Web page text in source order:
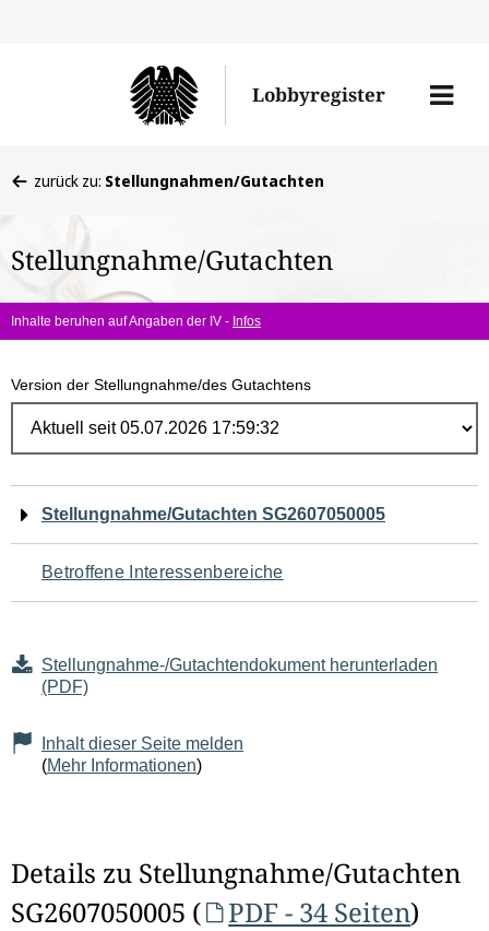
Lobbyregister
Menü
befinden
hier:
zurück zu: Stellungnahmen/Gutachten
Stellungnahme/Gutachten
Inhalte beruhen auf Angaben der IV - Infos
Version der Stellungnahme/des Gutachtens
Navigation
für
den
Seiteninhalt
Stellungnahme/Gutachten SG2607050005
Betroffene Interessenbereiche
Stellungnahme-/Gutachtendokument herunterladen
(PDF)
Inhalt dieser Seite melden
(Mehr Informationen)
Details zu Stellungnahme/Gutachten
SG2607050005 (
PDF - 34 Seiten)